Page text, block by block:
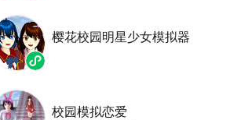
樱花校园明星少女模拟器
校园模拟恋爱